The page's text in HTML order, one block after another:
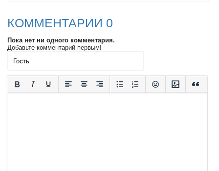
КОММЕНТАРИИ 0
Пока нет ни одного комментария.
Добавьте комментарий первым!